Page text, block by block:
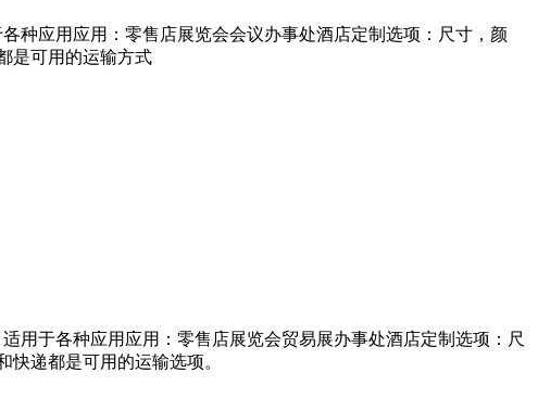
种应用应用：零售店展览会会议办事处酒店定制选项：尺寸，颜
是可用的运输方式
用于各种应用应用：零售店展览会贸易展办事处酒店定制选项：尺
递都是可用的运输选项。